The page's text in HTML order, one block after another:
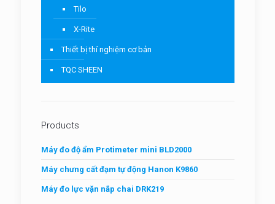
Tilo
X-Rite
Thiết bị thí nghiệm cơ bản
TQC SHEEN
Products
Máy đo độ ẩm Protimeter mini BLD2000
Máy chưng cất đạm tự động Hanon K9860
Máy đo lực vặn nắp chai DRK219